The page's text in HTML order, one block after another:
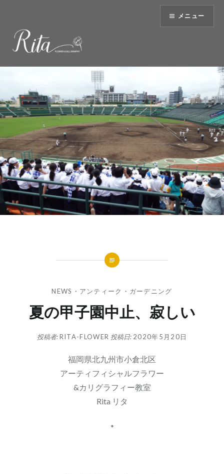
へ
ッ
プ
メニュー
NEWS ・ アンティーク・ガーデニング
夏の甲子園中止、寂しい
投稿者:RITA-FLOWER 投稿日: 2020年5月20日
福岡県北九州市小倉北区
アーティフィシャルフラワー
&カリグラフィー教室
Rita リタ
*